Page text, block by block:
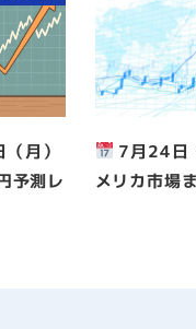
月）
予測レ
7月24日
メリカ市場